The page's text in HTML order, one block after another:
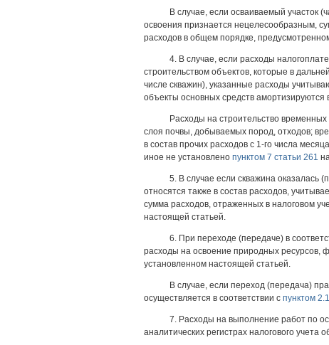
В случае, если осваиваемый участок
освоения признается нецелесообразным,
расходов в общем порядке,
4. В случае, если расходы
строительством объектов, которые в
числе скважин), указанные расходы
объекты основных средств амортизируются
Расходы на строительство
слоя почвы, добываемых пород, отходов;
в состав прочих расходов с 1-го числа
иное не установлено пунктом 7 статьи 261
5. В случае если скважина оказалась
относятся также в состав расходов,
сумма расходов, отраженных в налоговом
настоящей статьей.
6. При переходе (передаче) в
расходы на освоение природных ресурсов,
установленном настоящей статьей.
В случае, если переход (передача)
осуществляется в соответствии с пунктом
7. Расходы на выполнение работ по
аналитических регистрах налогового